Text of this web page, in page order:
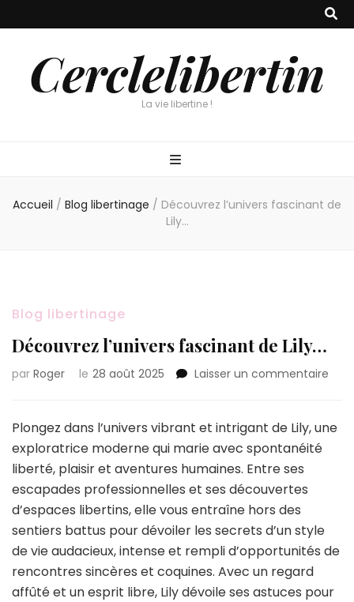
Cerclelibertin
La vie libertine !
Accueil / Blog libertinage / Découvrez l’univers fascinant de
Lily…
Blog libertinage
Découvrez l’univers fascinant de Lily…
par Roger le 28 août 2025 Laisser un commentaire
Plongez dans l’univers vibrant et intrigant de Lily, une
exploratrice moderne qui marie avec spontanéité
liberté, plaisir et aventures humaines. Entre ses
escapades professionnelles et ses découvertes
d’espaces libertins, elle vous entraîne hors des
sentiers battus pour dévoiler les secrets d’un style
de vie audacieux, intense et rempli d’opportunités de
rencontres sincères et coquines. Avec un regard
affûté et un esprit libre, Lily dévoile ses astuces pour